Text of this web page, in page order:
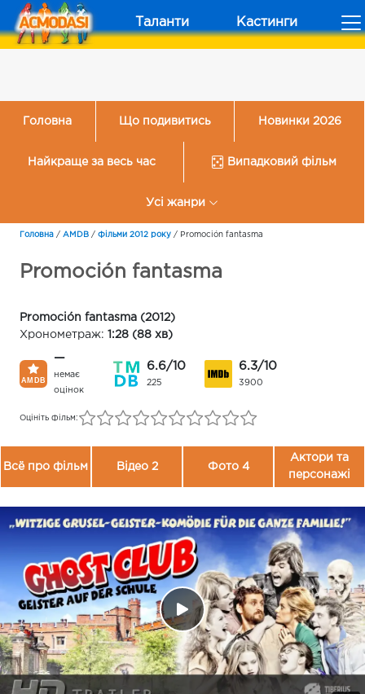
Таланти Кастинги
Головна Що подивитись Новинки 2026
Найкраще за весь час Випадковий фільм
Усі жанри
Головна / AMDB / Фільми 2012 року / Promoción fantasma
Promoción fantasma
Promoción fantasma (2012)
Хронометраж: 1:28 (88 хв)
—
немає
оцінок
6.6/10
225
6.3/10
3900
Оцініть фільм:
Всё про фільм Відео 2 Фото 4
Актори та
персонажі